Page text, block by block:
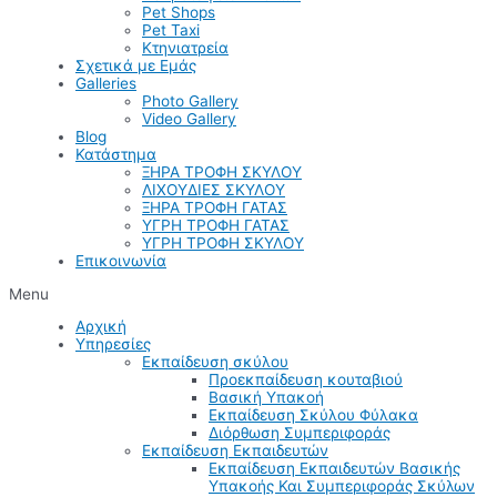
Pet Shops
Pet Taxi
Κτηνιατρεία
Σχετικά με Εμάς
Galleries
Photo Gallery
Video Gallery
Blog
Κατάστημα
ΞΗΡΑ ΤΡΟΦΗ ΣΚΥΛΟΥ
ΛΙΧΟΥΔΙΕΣ ΣΚΥΛΟΥ
ΞΗΡΑ ΤΡΟΦΗ ΓΑΤΑΣ
ΥΓΡΗ ΤΡΟΦΗ ΓΑΤΑΣ
ΥΓΡΗ ΤΡΟΦΗ ΣΚΥΛΟΥ
Επικοινωνία
Menu
Αρχική
Υπηρεσίες
Εκπαίδευση σκύλου
Προεκπαίδευση κουταβιού
Βασική Υπακοή
Εκπαίδευση Σκύλου Φύλακα
Διόρθωση Συμπεριφοράς
Εκπαίδευση Εκπαιδευτών
Εκπαίδευση Εκπαιδευτών Βασικής
Υπακοής Και Συμπεριφοράς Σκύλων